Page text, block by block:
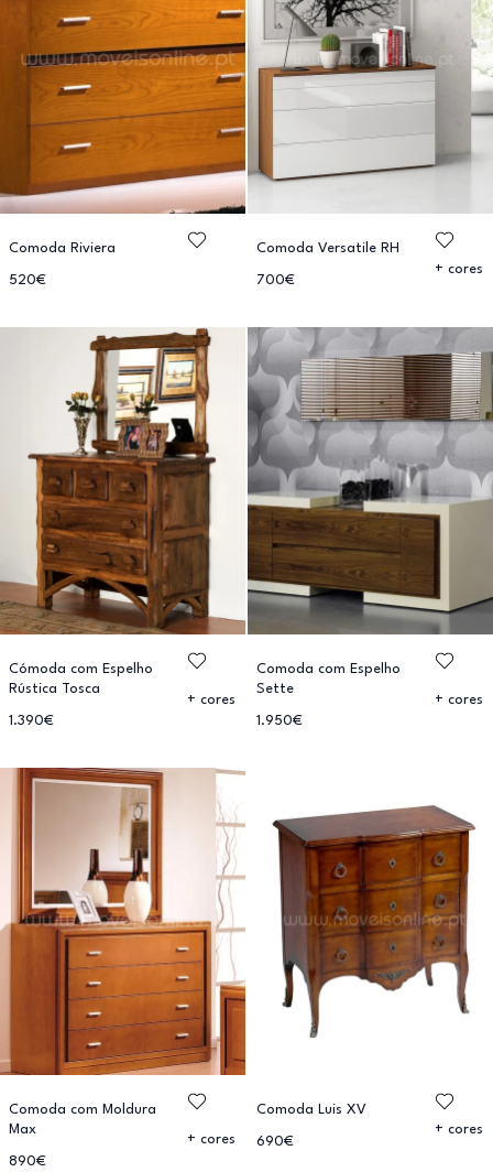
Comoda Riviera
520€
Comoda Versatile RH
700€
+ cores
Cómoda com Espelho
Rústica Tosca
1.390€
+ cores
Comoda com Espelho
Sette
1.950€
+ cores
Comoda com Moldura
Max
890€
+ cores
Comoda Luis XV
690€
+ cores